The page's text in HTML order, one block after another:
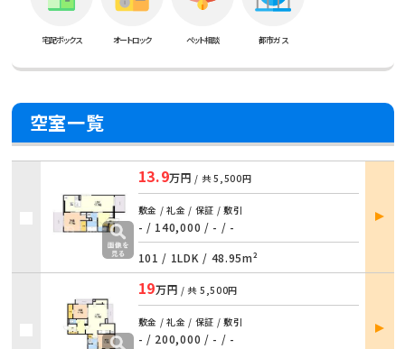
宅配ボックス オートロック ペット相談 都市ガス
空室一覧
13.9万円 / 共5,500円
敷金 / 礼金 / 保証 / 敷引
- / 140,000 / - / -
101 / 1LDK / 48.95m²
部屋
詳細
19万円 / 共 5,500円
敷金 / 礼金 / 保証 / 敷引
- / 200,000 / - / -
部屋
詳細